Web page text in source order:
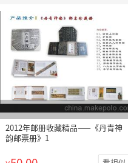
2012年邮册收藏精品——《丹青神
韵邮票册》1